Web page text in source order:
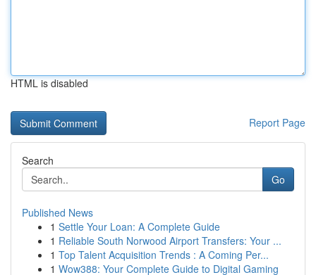
HTML is disabled
Report Page
Search
Go
Published News
1 Settle Your Loan: A Complete Guide
1 Reliable South Norwood Airport Transfers: Your ...
1 Top Talent Acquisition Trends : A Coming Per...
1 Wow388: Your Complete Guide to Digital Gaming